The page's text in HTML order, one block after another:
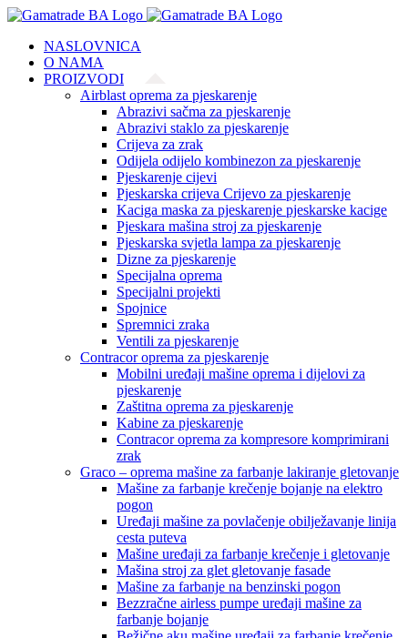
Skip
contentNASLOVNICA
O NAMA
PROIZVODI
Airblast oprema za pjeskarenje
Abrazivi sačma za pjeskarenje
Abrazivi staklo za pjeskarenje
Crijeva za zrak
Odijela odijelo kombinezon za pjeskarenje
Pjeskarenje cijevi
Pjeskarska crijeva Crijevo za pjeskarenje
Kaciga maska za pjeskarenje pjeskarske kacige
Pjeskara mašina stroj za pjeskarenje
Pjeskarska svjetla lampa za pjeskarenje
Dizne za pjeskarenje
Specijalna oprema
Specijalni projekti
Spojnice
Spremnici zraka
Ventili za pjeskarenje
Contracor oprema za pjeskarenje
Mobilni uređaji mašine oprema i dijelovi za
pjeskarenje
Zaštitna oprema za pjeskarenje
Kabine za pjeskarenje
Contracor oprema za kompresore komprimirani
zrak
Graco – oprema mašine za farbanje lakiranje gletovanje
Mašine za farbanje krečenje bojanje na elektro
pogon
Uređaji mašine za povlačenje obilježavanje linija
cesta puteva
Mašine uređaji za farbanje krečenje i gletovanje
Mašina stroj za glet gletovanje fasade
Mašine za farbanje na benzinski pogon
Bezzračne airless pumpe uređaji mašine za
farbanje bojanje